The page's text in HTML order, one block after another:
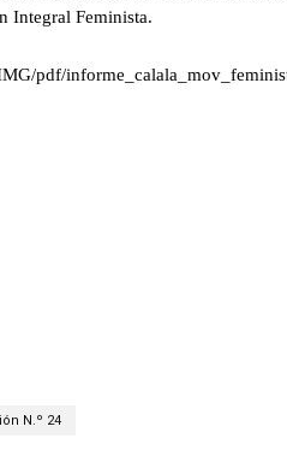
Integral Feminista.
pdf/
N.º 24